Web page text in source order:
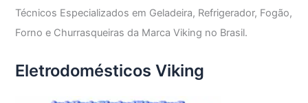
Técnicos Especializados em Geladeira, Refrigerador, Fogão,
Forno e Churrasqueiras da Marca Viking no Brasil.
Eletrodomésticos Viking